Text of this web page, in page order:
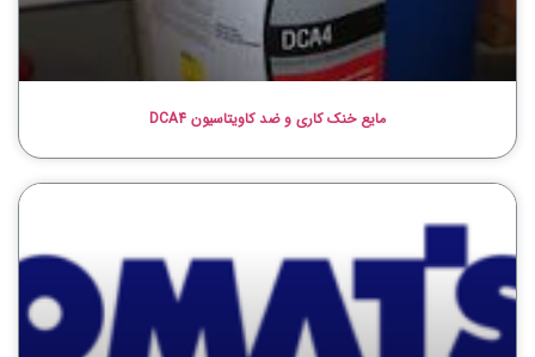
مایع خنک کاری و ضد کاویتاسیون DCA4